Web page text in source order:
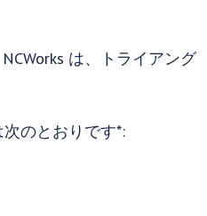
は、トライアング
のとおりです*: